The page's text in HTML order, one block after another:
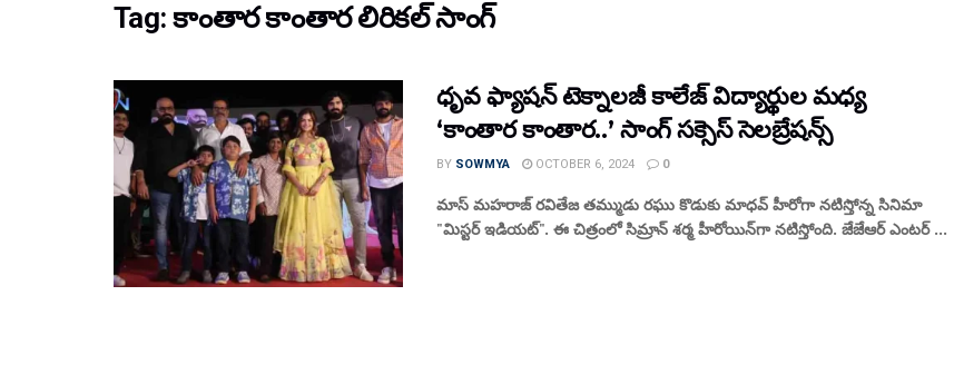
Tag:కాంతార కాంతార లిరికల్ సాంగ్
ధృవ ఫ్యాషన్ టెక్నాలజీ కాలేజ్ విద్యార్థుల మధ్య
‘కాంతార కాంతార..’ సాంగ్ సక్సెస్ సెలబ్రేషన్స్
BY SOWMYA OCTOBER 6, 2024 0
మాస్ మహరాజ్ రవితేజ తమ్ముడు రఘు కొడుకు మాధవ్ హీరోగా న‌టిస్తోన్న‌ సినిమా
"మిస్టర్ ఇడియ‌ట్‌". ఈ చిత్రంలో సిమ్రాన్ శ‌ర్మ హీరోయిన్‌గా న‌టిస్తోంది. జేజేఆర్ ఎంటర్ ...